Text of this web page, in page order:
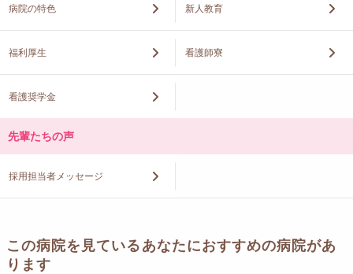
病院の特色 新人教育
福利厚生 看護師寮
看護奨学金
先輩たちの声
採用担当者メッセージ
この病院を見ているあなたにおすすめの病院があ
ります